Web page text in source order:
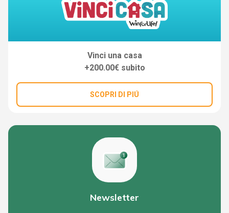
Vinci una casa
+200.00€ subito
SCOPRI DI PIÚ
Newsletter